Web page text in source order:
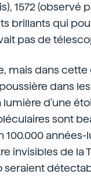
1572 (observé
brillants qui
pas de
mais dans cette
dans
d'une
sont
années-
invisibles de la